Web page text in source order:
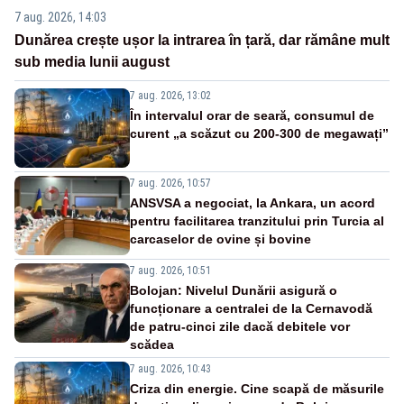
7 aug. 2026, 14:03
Dunărea crește ușor la intrarea în țară, dar rămâne mult
sub media lunii august
7 aug. 2026, 13:02
În intervalul orar de seară, consumul de
curent „a scăzut cu 200-300 de megawați”
7 aug. 2026, 10:57
ANSVSA a negociat, la Ankara, un acord
pentru facilitarea tranzitului prin Turcia al
carcaselor de ovine și bovine
7 aug. 2026, 10:51
Bolojan: Nivelul Dunării asigură o
funcționare a centralei de la Cernavodă
de patru-cinci zile dacă debitele vor
scădea
7 aug. 2026, 10:43
Criza din energie. Cine scapă de măsurile